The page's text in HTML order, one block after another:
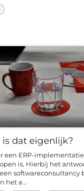
dat eigenlijk?
een ERP-
is. Hierbij het
softwareconsultancy
het a...